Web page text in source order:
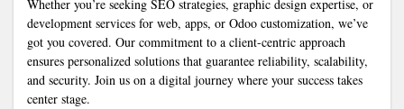
Whether you’re seeking SEO strategies, graphic design expertise, or
development services for web, apps, or Odoo customization, we’ve
got you covered. Our commitment to a client-centric approach
ensures personalized solutions that guarantee reliability, scalability,
and security. Join us on a digital journey where your success takes
center stage.